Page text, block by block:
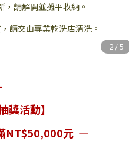
請解開並攤平收納。
請交由專業乾洗店清洗。
獎活動】
NT$50,000元 —